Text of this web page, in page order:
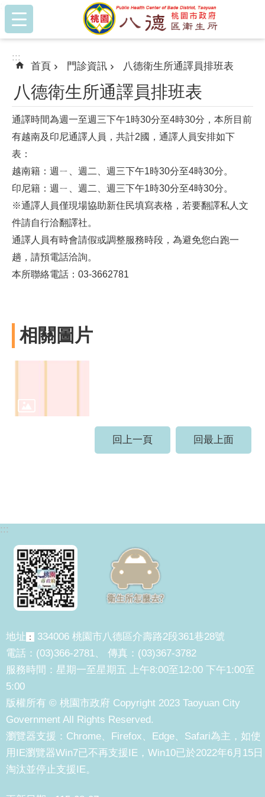
跳到主要內容區塊
:::
:::
首頁 門診資訊 八德衛生所通譯員排班表
八德衛生所通譯員排班表
通譯時間為週一至週三下午1時30分至4時30分，本所目前
有越南及印尼通譯人員，共計2國，通譯人員安排如下
表：
越南籍：週ㄧ、週二
、週三下午1時30分至4時30分。
印尼籍：週ㄧ、週二
、週三下午1時30分至4時30分。
※通譯人員僅現場協助新住民填寫表格 ，若要翻譯私人文
件請自行洽翻譯社。
通譯人員有時會請假或調整服務時段，為避免您白跑一
趟，請預電話洽詢。
本所聯絡電話：03-3662781
相關圖片
回上一頁 回最上面
:::
地址 ：
334006 桃園市八德區介壽路2段361巷28號
電話：(03)366-2781、 傳真：(03)367-3782
服務時間：星期一至星期五 上午8:00至12:00 下午1:00至
5:00
版權所有 © 桃園市政府 Copyright 2023 Taoyuan City
Government All Rights Reserved.
瀏覽器支援：Chrome、Firefox、Edge、Safari為主，如使
用IE瀏覽器Win7已不再支援IE，Win10已於2022年6月15日
淘汰並停止支援IE。